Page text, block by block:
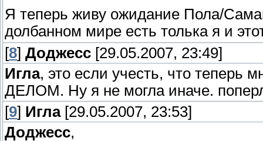
Я теперь живу ожидание Пола/
долбанном мире есть толька я и
[8] Доджесс [29.05.2007, 23:49]
Игла, это если учесть, что теперь
ДЕЛОМ. Ну я не могла иначе.
[9] Игла[29.05.2007, 23:53]
Доджесс,